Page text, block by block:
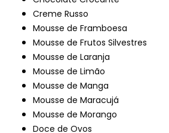
Creme Russo
Mousse de Framboesa
Mousse de Frutos Silvestres
Mousse de Laranja
Mousse de Limão
Mousse de Manga
Mousse de Maracujá
Mousse de Morango
Doce de Ovos